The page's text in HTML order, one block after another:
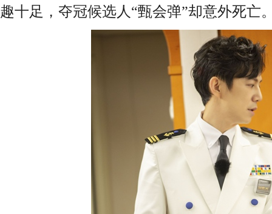
趣十足，夺冠候选人“甄会弹”却意外死亡